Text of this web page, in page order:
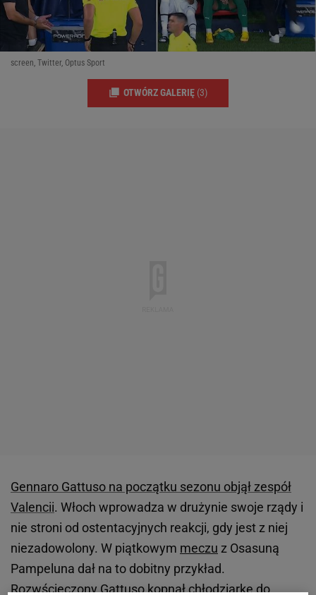
screen, Twitter, Optus Sport
OTWÓRZ GALERIĘ (3)
Gennaro Gattuso na początku sezonu objął zespół
Valencii. Włoch wprowadza w drużynie swoje rządy i
nie stroni od ostentacyjnych reakcji, gdy jest z niej
niezadowolony. W piątkowym meczu z Osasuną
Pampeluna dał na to dobitny przykład.
Rozwścieczony Gattuso kopnął chłodziarkę do